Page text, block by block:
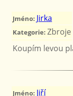
Jméno: Jirka
Kategorie: Zbroje
Koupím levou
Jméno: Jiří